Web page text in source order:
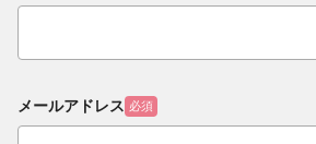
メールアドレス 必須